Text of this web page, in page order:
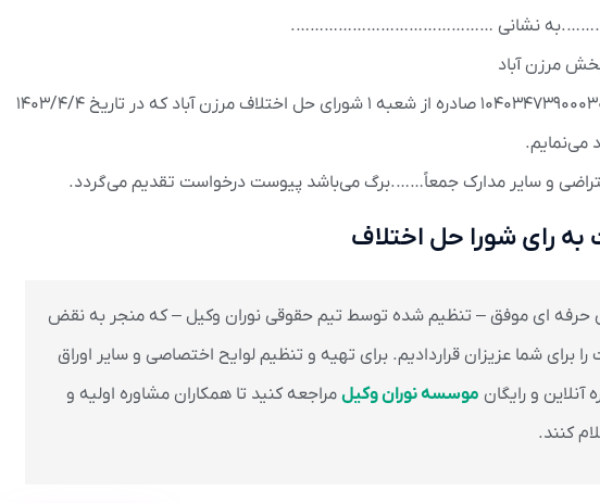
مرزن آباد
اینجانب نسبت به دادنامه شماره ۱۰۴۰۳۴۷۳۹۰۰۰۳۰۶۵۵۹ صادره از شعبه ۱ شورای حل اختلاف مرزن آباد که در تاریخ ۱۴۰۳/۴/۴
می‌نمایم.
و سایر مدارک جمعاً…….برگ می‌باشد پیوست درخواست تقدیم می‌گردد.
به رای شورا حل اختلاف
حرفه ای موفق – تنظیم شده توسط تیم حقوقی نوران وکیل – که منجر به نقض
برای شما عزیزان قراردادیم. برای تهیه و تنظیم لوایح اختصاصی و سایر اوراق
و رایگان موسسه نوران وکیل مراجعه کنید تا همکاران مشاوره اولیه و
کنند.